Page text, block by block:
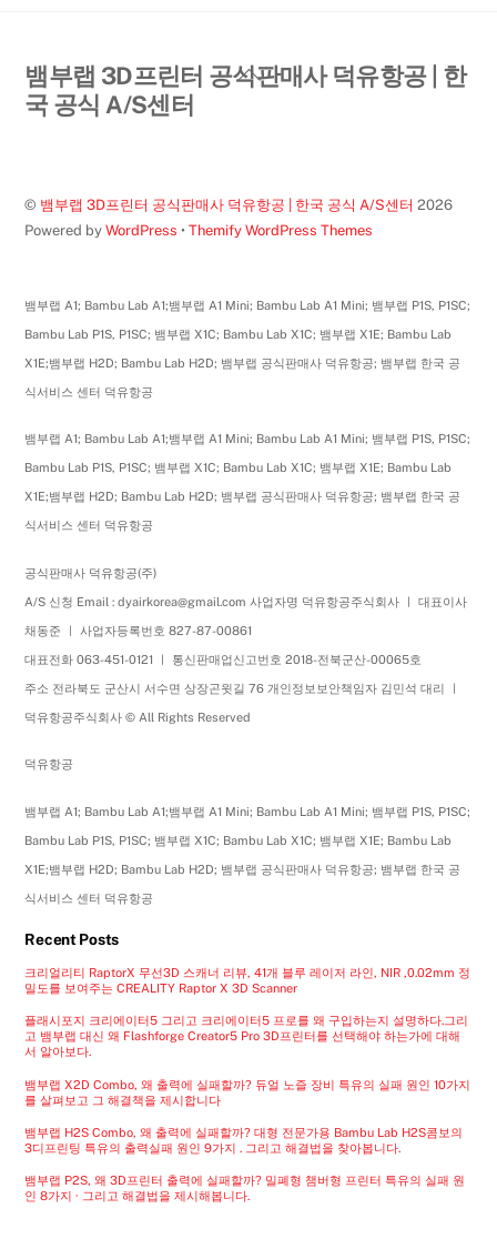
Back
뱀부랩 3D프린터 공식판매사 덕유항공 | 한
국 공식 A/S센터
© 뱀부랩 3D프린터 공식판매사 덕유항공 | 한국 공식 A/S센터 2026
Powered byWordPress •Themify WordPress Themes
뱀부랩 A1; Bambu Lab A1;뱀부랩 A1 Mini; Bambu Lab A1 Mini; 뱀부랩 P1S, P1SC;
Bambu Lab P1S, P1SC; 뱀부랩 X1C; Bambu Lab X1C; 뱀부랩 X1E; Bambu Lab
X1E;뱀부랩 H2D; Bambu Lab H2D; 뱀부랩 공식판매사 덕유항공; 뱀부랩 한국 공
식서비스 센터 덕유항공
뱀부랩 A1; Bambu Lab A1;뱀부랩 A1 Mini; Bambu Lab A1 Mini; 뱀부랩 P1S, P1SC;
Bambu Lab P1S, P1SC; 뱀부랩 X1C; Bambu Lab X1C; 뱀부랩 X1E; Bambu Lab
X1E;뱀부랩 H2D; Bambu Lab H2D; 뱀부랩 공식판매사 덕유항공; 뱀부랩 한국 공
식서비스 센터 덕유항공
공식판매사 덕유항공(주)
A/S 신청 Email : dyairkorea@gmail.com 사업자명 덕유항공주식회사 ㅣ 대표이사
채동준 ㅣ 사업자등록번호 827-87-00861
대표전화 063-451-0121 ㅣ 통신판매업신고번호 2018-전북군산-00065호
주소 전라북도 군산시 서수면 상장곤윗길 76 개인정보보안책임자 김민석 대리 ㅣ
덕유항공주식회사 © All Rights Reserved
덕유항공
뱀부랩 A1; Bambu Lab A1;뱀부랩 A1 Mini; Bambu Lab A1 Mini; 뱀부랩 P1S, P1SC;
Bambu Lab P1S, P1SC; 뱀부랩 X1C; Bambu Lab X1C; 뱀부랩 X1E; Bambu Lab
X1E;뱀부랩 H2D; Bambu Lab H2D; 뱀부랩 공식판매사 덕유항공; 뱀부랩 한국 공
식서비스 센터 덕유항공
Recent Posts
크리얼리티 RaptorX 무선3D 스캐너 리뷰, 41개 블루 레이저 라인, NIR ,0.02mm 정
밀도를 보여주는 CREALITY Raptor X 3D Scanner
플래시포지 크리에이터5 그리고 크리에이터5 프로를 왜 구입하는지 설명하다.그리
고 뱀부랩 대신 왜 Flashforge Creator5 Pro 3D프린터를 선택해야 하는가에 대해
서 알아보다.
뱀부랩 X2D Combo, 왜 출력에 실패할까? 듀얼 노즐 장비 특유의 실패 원인 10가지
를 살펴보고 그 해결책을 제시합니다
뱀부랩 H2S Combo, 왜 출력에 실패할까? 대형 전문가용 Bambu Lab H2S콤보의
3디프린팅 특유의 출력실패 원인 9가지 . 그리고 해결법을 찾아봅니다.
뱀부랩 P2S, 왜 3D프린터 출력에 실패할까? 밀폐형 챔버형 프린터 특유의 실패 원
인 8가지 · 그리고 해결법을 제시해봅니다.